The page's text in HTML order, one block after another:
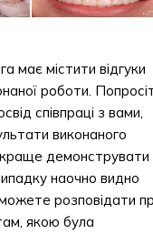
має містити відгуки
роботи.
співпраці з вами,
виконаного
демонструвати
наочно видно
розповідати
якою була